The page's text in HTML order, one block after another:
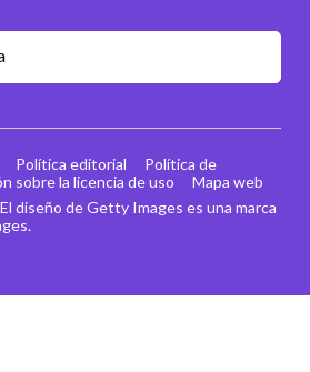
diseño de Getty Images es una marca
Política editorial
Política de
sobre la licencia de uso Mapa web